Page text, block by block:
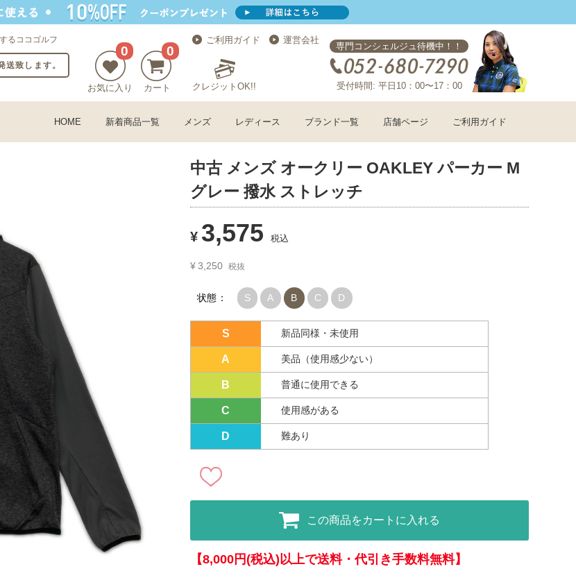
るココゴルフ
送致します。
0
お気に入り
0
カート
ご利用ガイド 運営会社
クレジットOK!!
専門コンシェルジュ待機中！！
受付時間: 平日10：00〜17：00
HOME 新着商品一覧 メンズ レディース ブランド一覧 店舗ページ ご利用ガイド
中古 メンズ オークリー OAKLEY パーカー M
グレー 撥水 ストレッチ
¥ 3,575 税込
¥ 3,250 税抜
状態： S A B C D
S 新品同様・未使用
A 美品（使用感少ない）
B 普通に使用できる
C 使用感がある
D 難あり
この商品をカートに入れる
【8,000円(税込)以上で送料・代引き手数料無料】